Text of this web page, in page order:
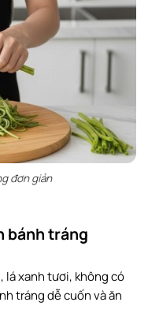
đơn giản
bánh tráng
lá xanh tươi, không có
tráng dễ cuốn và ăn